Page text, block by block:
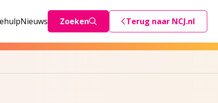
Nieuws Zoeken Terug naar NCJ.nl
Deze link stuurt je terug